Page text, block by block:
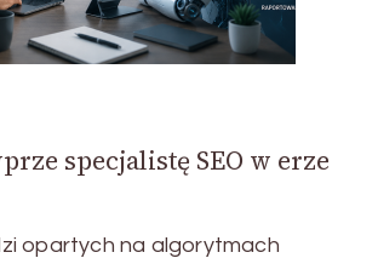
specjalistę SEO w erze
opartych na algorytmach